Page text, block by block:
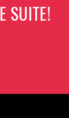
SUITE!